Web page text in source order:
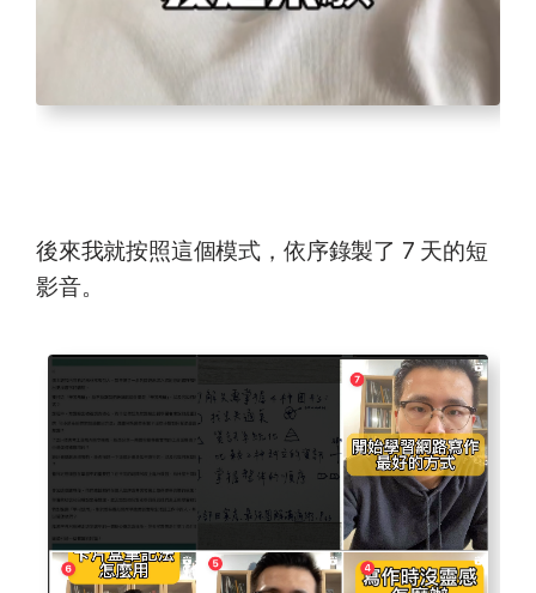
後來我就按照這個模式，依序錄製了 7 天的短
影音。